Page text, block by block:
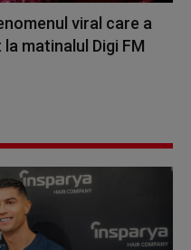
viral care a
matinalul Digi FM